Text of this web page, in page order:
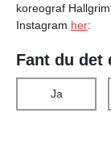
koreograf
Instagram her:
Fant du det
Ja